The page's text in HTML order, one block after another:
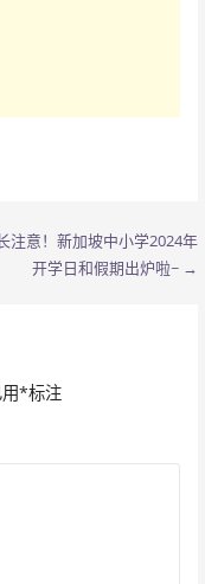
注意！新加坡中小学2024年
开学日和假期出炉啦~ →
*标注